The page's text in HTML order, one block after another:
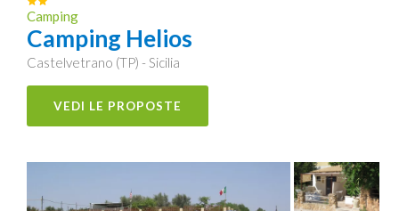
Camping
Camping Helios
Castelvetrano (TP) - Sicilia
VEDI LE PROPOSTE